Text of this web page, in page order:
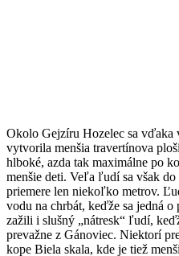
Okolo Gejzíru Hozelec sa vďaka
vytvorila menšia travertínova
hlboké, azda tak maximálne po
menšie deti. Veľa ľudí sa však
priemere len niekoľko metrov.
vodu na chrbát, keďže sa jedná o
zažili i slušný „nátresk“ ľudí,
prevažne z Gánoviec. Niektorí
kope Biela skala, kde je tiež